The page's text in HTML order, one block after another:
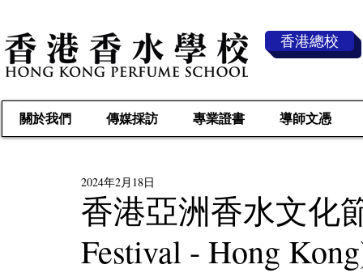
香港總校
關於我們 傳媒採訪 專業證書 導師文憑
香港亞洲香水文化
Festival - Hong
2024年2月18日